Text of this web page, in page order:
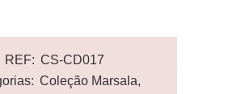
REF: CS-CD017
Coleção Marsala,